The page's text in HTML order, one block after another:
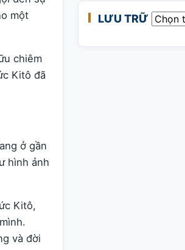
một
chiêm
Kitô đã
ở gần
hình ảnh
Kitô,
và đời
LƯU TRỮ Lưu trữ